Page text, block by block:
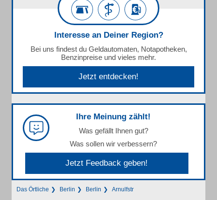
Interesse an Deiner Region?
Bei uns findest du Geldautomaten, Notapotheken,
Benzinpreise und vieles mehr.
Jetzt entdecken!
Ihre Meinung zählt!
Was gefällt Ihnen gut?
Was sollen wir verbessern?
Jetzt Feedback geben!
Das Örtliche Berlin Berlin Arnulfstr